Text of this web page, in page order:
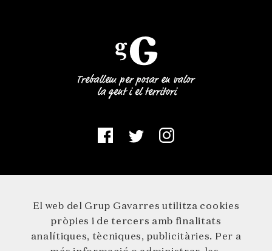
El web del Grup Gavarres utilitza cookies
pròpies i de tercers amb finalitats
analítiques, tècniques, publicitàries. Per a